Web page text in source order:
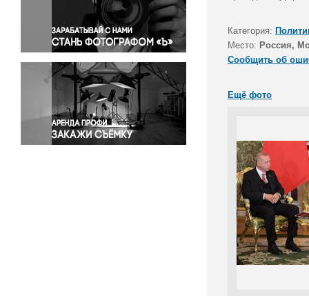
Правосудие
Происшествия и конфликты
Религия
Светская жизнь
Спорт
Экология
Экономика и бизнес
Категория:
Место: Россия,
Сообщить об
Ещё фото